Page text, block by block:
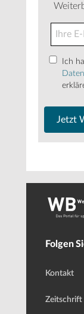
Ich
Jetzt
Folgen
Kontakt
Zeitschrift